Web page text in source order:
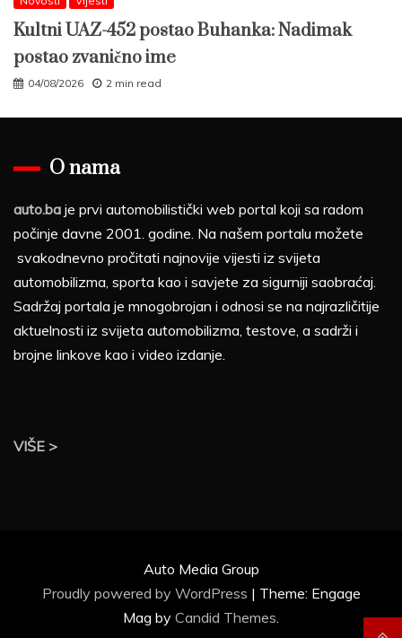
Kultni UAZ-452 postao Buhanka: Nadimak
postao zvanično ime
04/08/2026 2 min read
O nama
auto.ba je prvi automobilistički web portal koji sa radom
počinje davne 2001. godine. Na našem portalu možete
svakodnevno pročitati najnovije vijesti iz svijeta
automobilizma, sporta kao i savjete za sigurniji saobraćaj.
Sadržaj portala je mnogobrojan i odnosi se na najrazličitije
aktuelnosti iz svijeta automobilizma, testove, a sadrži i
brojne linkove kao i video izdanje.
VIŠE >
Auto Media Group
Proudly powered by WordPress | Theme: Engage
Mag by Candid Themes.